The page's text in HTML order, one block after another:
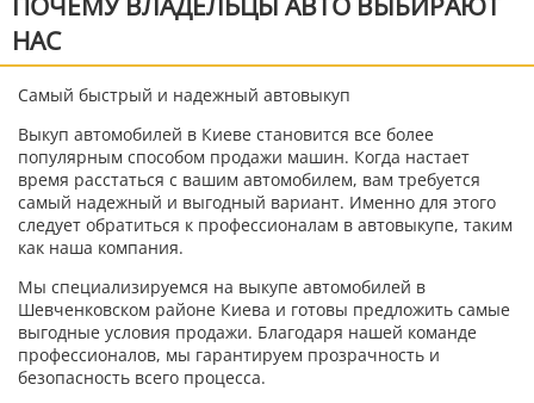
НАС
Самый быстрый и надежный автовыкуп
Выкуп автомобилей в Киеве становится все более
популярным способом продажи машин. Когда настает
время расстаться с вашим автомобилем, вам требуется
самый надежный и выгодный вариант. Именно для этого
следует обратиться к профессионалам в автовыкупе, таким
как наша компания.
Мы специализируемся на выкупе автомобилей в
Шевченковском районе Киева и готовы предложить самые
выгодные условия продажи. Благодаря нашей команде
профессионалов, мы гарантируем прозрачность и
безопасность всего процесса.